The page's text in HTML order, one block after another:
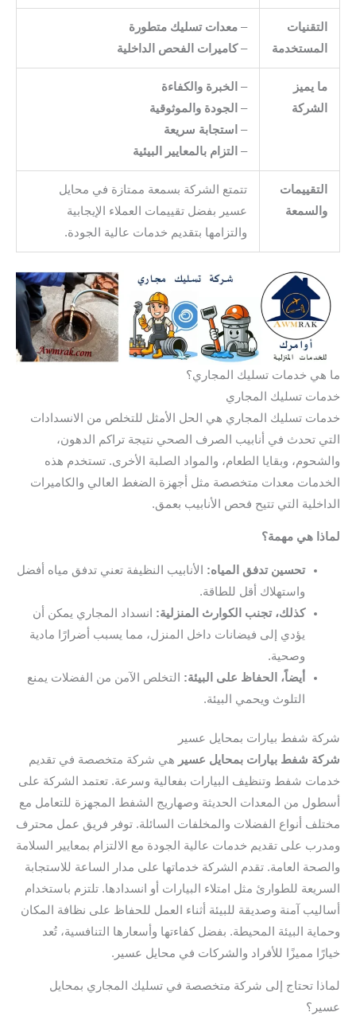
التقنيات
المستخدمة
– معدات تسليك متطورة
–كاميرات الفحص الداخلية
ما يميز
الشركة
– الخبرة والكفاءة
– الجودة والموثوقية
– استجابة سريعة
– التزام بالمعايير البيئية
التقييمات
والسمعة
تتمتع الشركة بسمعة ممتازة في محايل
عسير بفضل تقييمات العملاء الإيجابية
والتزامها بتقديم خدمات عالية الجودة.
ما هي خدمات تسليك المجاري؟
خدمات تسليك المجاري
خدمات تسليك المجاري هي الحل الأمثل للتخلص من الانسدادات
التي تحدث في أنابيب الصرف الصحي نتيجة تراكم الدهون،
والشحوم، وبقايا الطعام، والمواد الصلبة الأخرى. تستخدم هذه
الخدمات معدات متخصصة مثل أجهزة الضغط العالي والكاميرات
الداخلية التي تتيح فحص الأنابيب بعمق.
لماذا هي مهمة؟
تحسين تدفق المياه: الأنابيب النظيفة تعني تدفق مياه أفضل
واستهلاك أقل للطاقة.
كذلك، تجنب الكوارث المنزلية: انسداد المجاري يمكن أن
يؤدي إلى فيضانات داخل المنزل، مما يسبب أضرارًا مادية
وصحية.
أيضاً، الحفاظ على البيئة: التخلص الآمن من الفضلات يمنع
التلوث ويحمي البيئة.
شركة شفط بيارات بمحايل عسير
شركة شفط بيارات بمحايل عسير هي شركة متخصصة في تقديم
خدمات شفط وتنظيف البيارات بفعالية وسرعة. تعتمد الشركة على
أسطول من المعدات الحديثة وصهاريج الشفط المجهزة للتعامل مع
مختلف أنواع الفضلات والمخلفات السائلة. توفر فريق عمل محترف
ومدرب على تقديم خدمات عالية الجودة مع الالتزام بمعايير السلامة
والصحة العامة. تقدم الشركة خدماتها على مدار الساعة للاستجابة
السريعة للطوارئ مثل امتلاء البيارات أو انسدادها. تلتزم باستخدام
أساليب آمنة وصديقة للبيئة أثناء العمل للحفاظ على نظافة المكان
وحماية البيئة المحيطة. بفضل كفاءتها وأسعارها التنافسية، تُعد
خيارًا مميزًا للأفراد والشركات في محايل عسير.
لماذا تحتاج إلى شركة متخصصة في تسليك المجاري بمحايل
عسير؟